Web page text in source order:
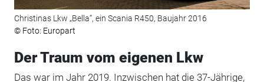
Christinas Lkw „Bella“, ein Scania R450, Baujahr 2016
© Foto: Europart
Der Traum vom eigenen Lkw
Das war im Jahr 2019. Inzwischen hat die 37-Jährige,